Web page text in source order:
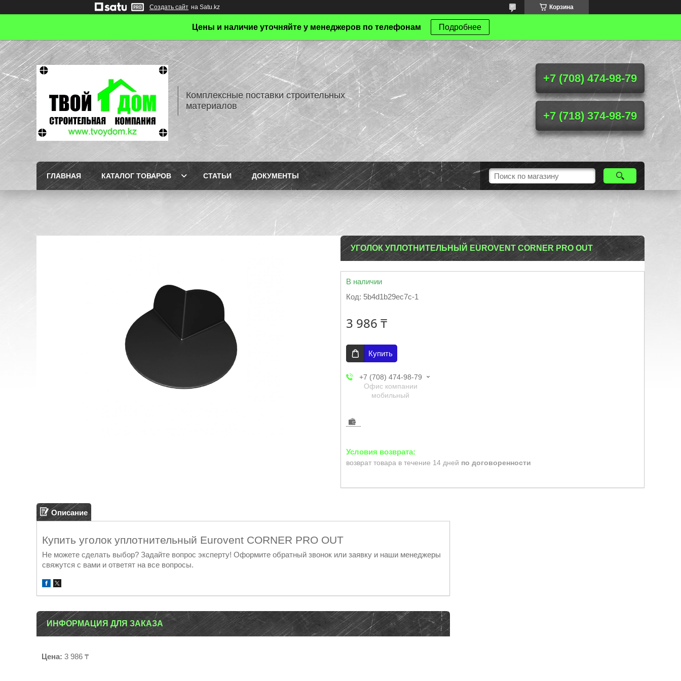
Создать сайт на Satu.kz Корзина
Цены и наличие уточняйте у менеджеров по телефонам Подробнее
Комплексные поставки строительных
материалов
+7 (708) 474-98-79
+7 (718) 374-98-79
ГЛАВНАЯ КАТАЛОГ ТОВАРОВ СТАТЬИ ДОКУМЕНТЫ
УГОЛОК УПЛОТНИТЕЛЬНЫЙ EUROVENT CORNER PRO OUT
В наличии
Код: 5b4d1b29ec7c-1
3 986 ₸
Купить
+7 (708) 474-98-79
Офис компании
мобильный
возврат товара в течение 14 дней по договоренности
Описание
Купить уголок уплотнительный Eurovent CORNER PRO OUT
Не можете сделать выбор? Задайте вопрос эксперту! Оформите обратный звонок или заявку и наши менеджеры
свяжутся с вами и ответят на все вопросы.
ИНФОРМАЦИЯ ДЛЯ ЗАКАЗА
Цена: 3 986 ₸